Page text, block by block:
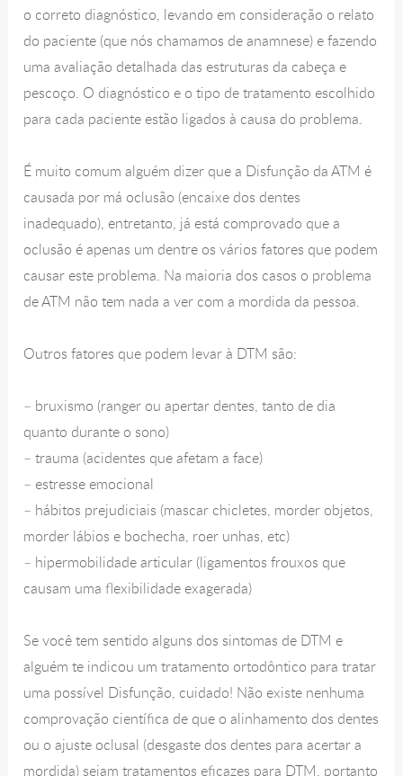
o correto diagnóstico, levando em consideração o relato
do paciente (que nós chamamos de anamnese) e fazendo
uma avaliação detalhada das estruturas da cabeça e
pescoço. O diagnóstico e o tipo de tratamento escolhido
para cada paciente estão ligados à causa do problema.
É muito comum alguém dizer que a Disfunção da ATM é
causada por má oclusão (encaixe dos dentes
inadequado), entretanto, já está comprovado que a
oclusão é apenas um dentre os vários fatores que podem
causar este problema. Na maioria dos casos o problema
de ATM não tem nada a ver com a mordida da pessoa.
Outros fatores que podem levar à DTM são:
– bruxismo (ranger ou apertar dentes, tanto de dia
quanto durante o sono)
– trauma (acidentes que afetam a face)
– estresse emocional
– hábitos prejudiciais (mascar chicletes, morder objetos,
morder lábios e bochecha, roer unhas, etc)
– hipermobilidade articular (ligamentos frouxos que
causam uma flexibilidade exagerada)
Se você tem sentido alguns dos sintomas de DTM e
alguém te indicou um tratamento ortodôntico para tratar
uma possível Disfunção, cuidado! Não existe nenhuma
comprovação científica de que o alinhamento dos dentes
ou o ajuste oclusal (desgaste dos dentes para acertar a
mordida) sejam tratamentos eficazes para DTM, portanto